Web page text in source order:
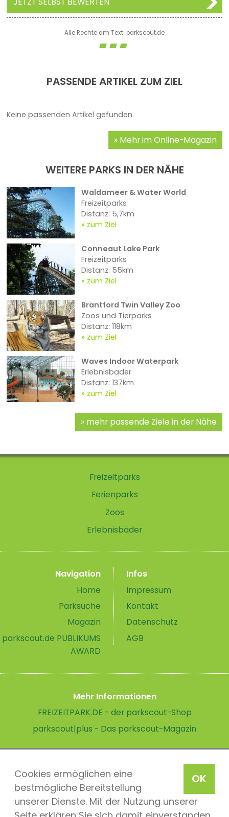
OK
Cookies ermöglichen eine
bestmögliche Bereitstellung
unserer Dienste. Mit der Nutzung unserer
Alle Rechte am Text: parkscout.de
PASSENDE ARTIKEL ZUM ZIEL
Keine passenden Artikel gefunden.
Mehr im Online-Magazin
WEITERE PARKS IN DER NÄHE
Waldameer & Water World
Freizeitparks
Distanz: 5,7km
zum Ziel
Conneaut Lake Park
Freizeitparks
Distanz: 55km
zum Ziel
Brantford Twin Valley Zoo
Zoos und Tierparks
Distanz: 118km
zum Ziel
Waves Indoor Waterpark
Erlebnisbäder
Distanz: 137km
zum Ziel
mehr passende Ziele in der Nähe
Freizeitparks
Ferienparks
Zoos
Erlebnisbäder
Navigation
Home
Parksuche
Magazin
parkscout.de PUBLIKUMS
AWARD
Infos
Impressum
Kontakt
Datenschutz
AGB
Mehr Informationen
FREIZEITPARK.DE - der parkscout-Shop
parkscout|plus - Das parkscout-Magazin